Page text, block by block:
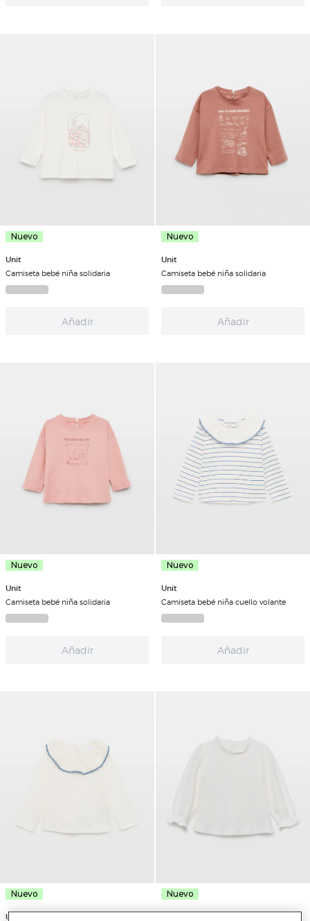
Nuevo
Unit
Camiseta bebé niña solidaria
Añadir
Nuevo
Unit
Camiseta bebé niña solidaria
Añadir
Nuevo
Unit
Camiseta bebé niña solidaria
Añadir
Nuevo
Unit
Camiseta bebé niña cuello volante
Añadir
Nuevo
Unit
Nuevo
Unit